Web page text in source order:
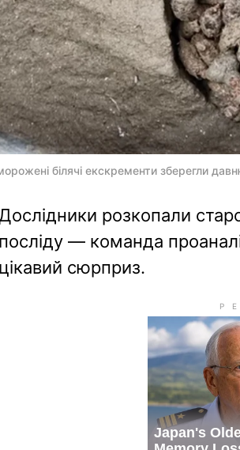
білячі екскременти зберегли
розкопали
посліду — команда
цікавий сюрприз.